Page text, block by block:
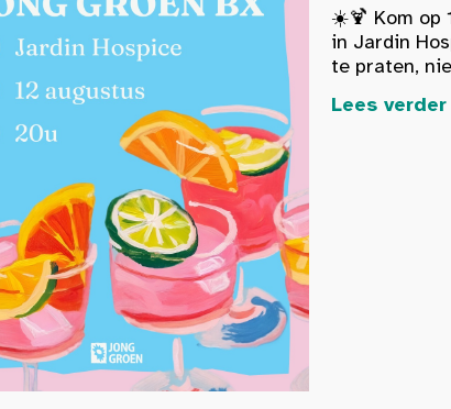
☀️🍹 Kom op
in Jardin
te praten,
Lees verder